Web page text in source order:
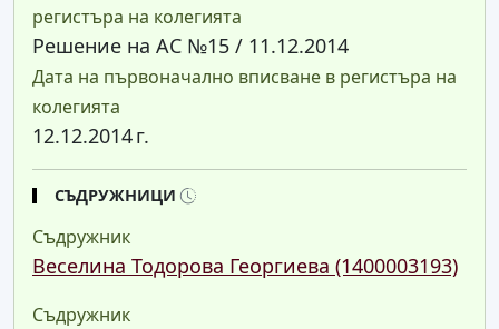
регистъра на колегията
Решение на АС №15 / 11.12.2014
Дата на първоначално вписване в регистъра на
колегията
12.12.2014 г.
СЪДРУЖНИЦИ
Съдружник
Веселина Тодорова Георгиева (1400003193)
Съдружник